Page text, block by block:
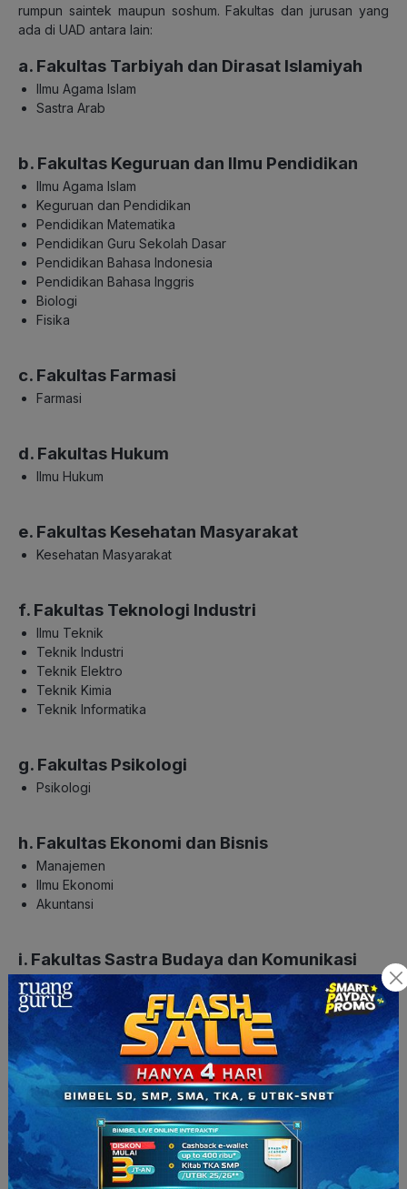
rumpun saintek maupun soshum. Fakultas dan jurusan yang
ada di UAD antara lain:
a. Fakultas Tarbiyah dan Dirasat Islamiyah
Ilmu Agama Islam
Sastra Arab
b. Fakultas Keguruan dan Ilmu Pendidikan
Ilmu Agama Islam
Keguruan dan Pendidikan
Pendidikan Matematika
Pendidikan Guru Sekolah Dasar
Pendidikan Bahasa Indonesia
Pendidikan Bahasa Inggris
Biologi
Fisika
c. Fakultas Farmasi
Farmasi
d. Fakultas Hukum
Ilmu Hukum
e. Fakultas Kesehatan Masyarakat
Kesehatan Masyarakat
f. Fakultas Teknologi Industri
Ilmu Teknik
Teknik Industri
Teknik Elektro
Teknik Kimia
Teknik Informatika
g. Fakultas Psikologi
Psikologi
h. Fakultas Ekonomi dan Bisnis
Manajemen
Ilmu Ekonomi
Akuntansi
i. Fakultas Sastra Budaya dan Komunikasi
Sastra Inggris
Ilmu Komunikasi
Sastra Indonesia
j. Fakultas Matematika dan Ilmu Pengetahuan
Alam
Sistem Informasi
Biologi